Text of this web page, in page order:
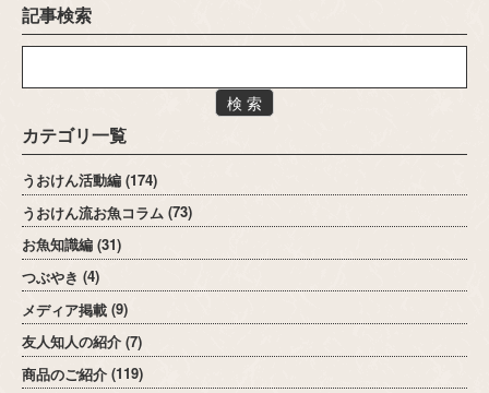
記事検索
検 索
カテゴリ一覧
うおけん活動編 (174)
うおけん流お魚コラム (73)
お魚知識編 (31)
つぶやき (4)
メディア掲載 (9)
友人知人の紹介 (7)
商品のご紹介 (119)